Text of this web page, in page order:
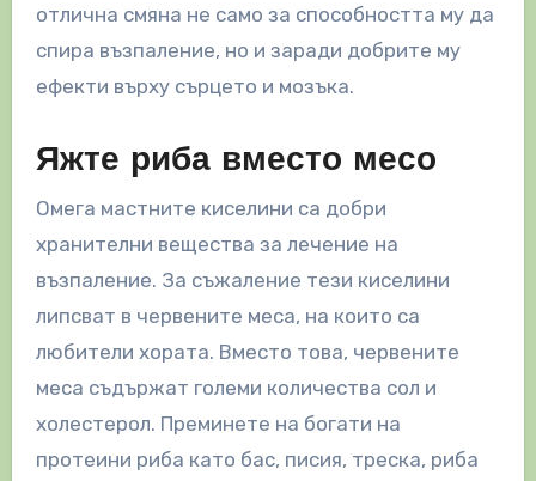
отлична смяна не само за способността му да
спира възпаление, но и заради добрите му
ефекти върху сърцето и мозъка.
Яжте риба вместо месо
Омега мастните киселини са добри
хранителни вещества за лечение на
възпаление. За съжаление тези киселини
липсват в червените меса, на които са
любители хората. Вместо това, червените
меса съдържат големи количества сол и
холестерол. Преминете на богати на
протеини риба като бас, писия, треска, риба